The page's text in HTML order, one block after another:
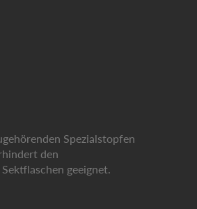
Spezialstopfen
den
geeignet.